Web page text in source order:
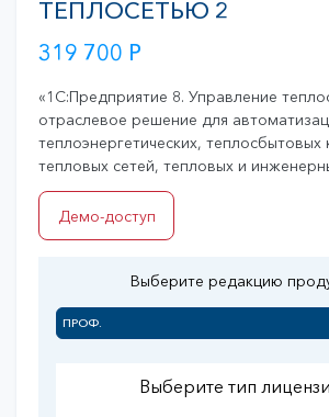
ТЕПЛОСЕТЬЮ 2
319 700 Р
«1С:Предприятие 8. Управление
отраслевое решение для
теплоэнергетических, теплосбытовых
тепловых сетей, тепловых и
Демо-доступ
Выберите редакцию
ПРОФ.
Выберите тип